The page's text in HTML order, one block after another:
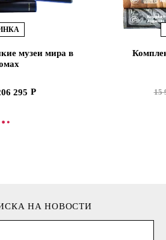
музеи мира в
295 15
НА НОВОСТИ